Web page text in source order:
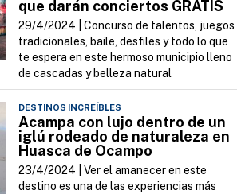
que darán conciertos GRATIS
29/4/2024 |Concurso de talentos, juegos
tradicionales, baile, desfiles y todo lo que
te espera en este hermoso municipio lleno
de cascadas y belleza natural
DESTINOS INCREÍBLES
Acampa con lujo dentro de un
iglú rodeado de naturaleza en
Huasca de Ocampo
23/4/2024 |Ver el amanecer en este
destino es una de las experiencias más